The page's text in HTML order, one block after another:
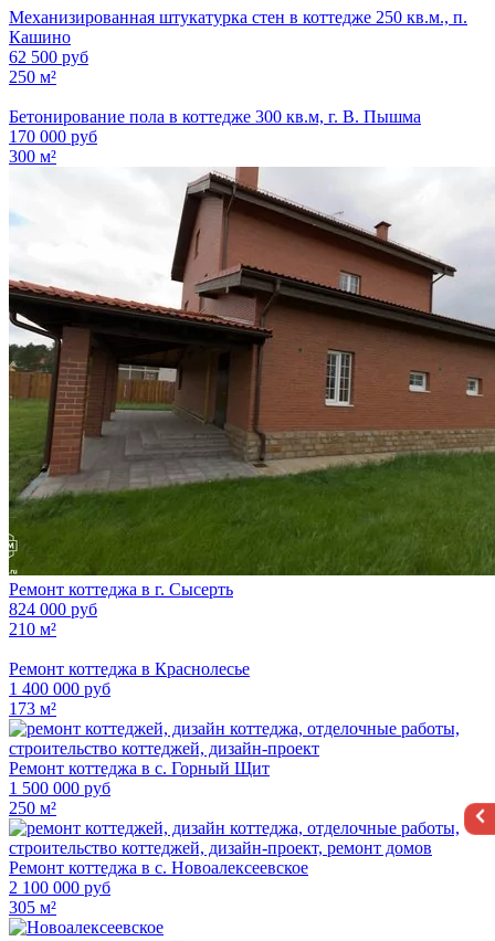
Механизированная штукатурка стен в коттедже 250 кв.м., п.
Кашино
62 500 руб
250 м²
Бетонирование пола в коттедже 300 кв.м, г. В. Пышма
170 000 руб
300 м²
Ремонт коттеджа в г. Сысерть
824 000 руб
210 м²
Ремонт коттеджа в Краснолесье
1 400 000 руб
173 м²
Ремонт коттеджа в с. Горный Щит
1 500 000 руб
250 м²
Ремонт коттеджа в с. Новоалексеевское
2 100 000 руб
305 м²